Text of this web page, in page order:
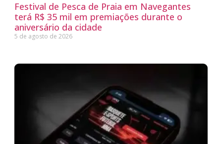
Festival de Pesca de Praia em Navegantes
terá R$ 35 mil em premiações durante o
aniversário da cidade
5 de agosto de 2026